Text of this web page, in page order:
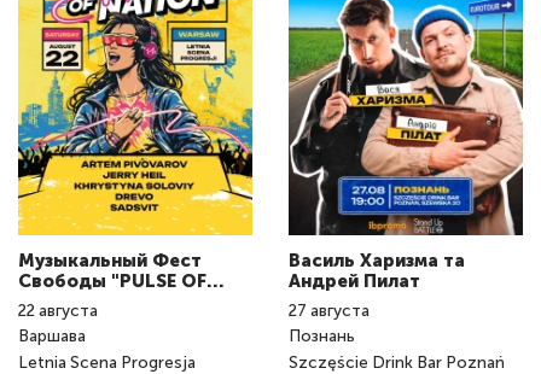
Музыкальный Фест
Свободы "PULSE OF
NATION fest"
22августа
Варшава
Letnia Scena Progresja
Василь Харизма та
Андрeй Пилат
27 августа
Познань
Szczęście Drink Bar Poznań